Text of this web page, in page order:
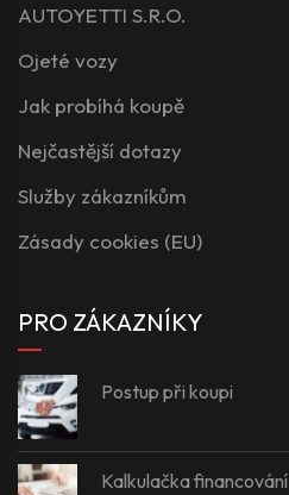
AUTOYETTI S.R.O.
Ojeté vozy
Jak probíhá koupě
Nejčastější dotazy
Služby zákazníkům
Zásady cookies (EU)
PRO ZÁKAZNÍKY
Postup při koupi
Kalkulačka financování